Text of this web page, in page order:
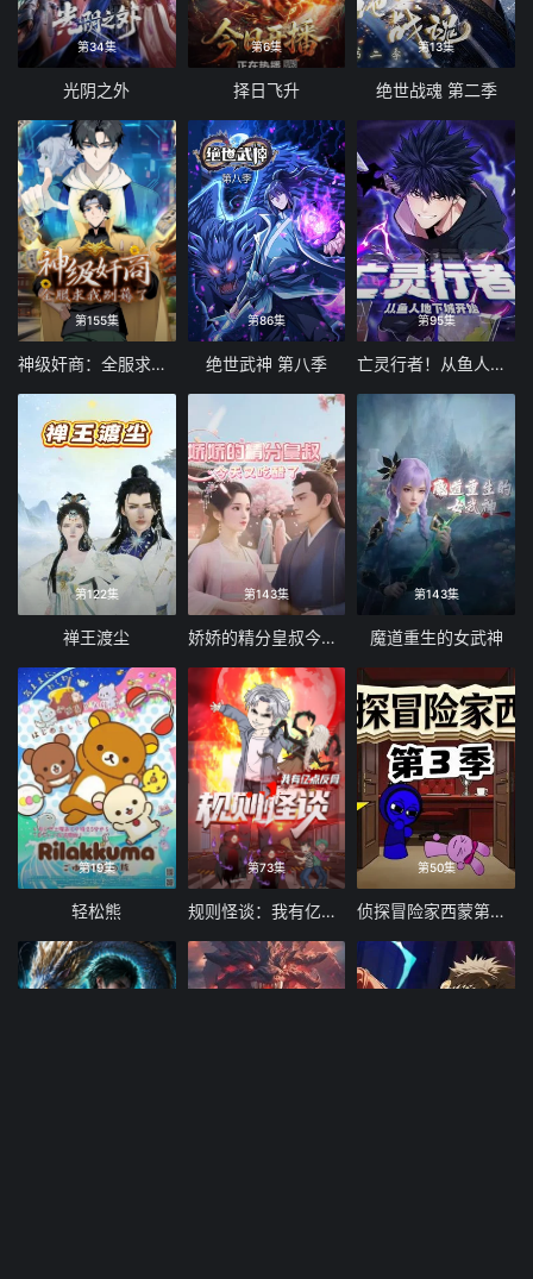
第34集
光阴之外
第6集
择日飞升
第13集
绝世战魂 第二季
第155集
神级奸商：全服求我别薅了 动态漫画
第86集
绝世武神 第八季
第95集
亡灵行者！从鱼人地下城开始 动态漫画
第122集
禅王渡尘
第143集
娇娇的精分皇叔今天又吃醋了
第143集
魔道重生的女武神
第19集
轻松熊
第73集
规则怪谈：我有亿点反骨
第50集
侦探冒险家西蒙第三季